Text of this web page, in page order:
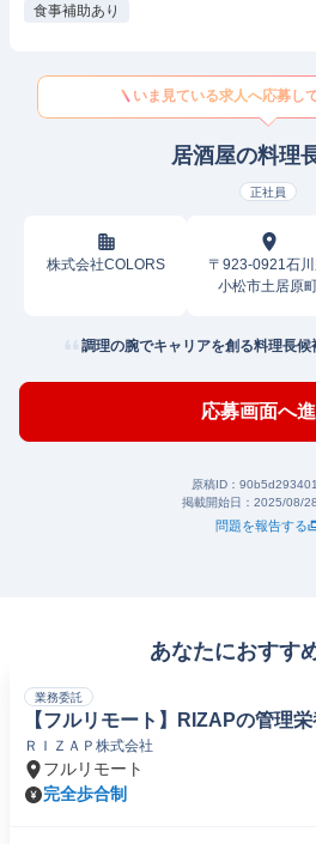
食事補助あり
いま見ている求人へ応募し
居酒屋の料理
正社員
株式会社COLORS
〒923-0921石
小松市土居原
調理の腕でキャリアを創る料理長
応募画面へ
原稿ID：
掲載開始日： 2025/08/28
問題を報告する
あなたにおすす
業務委託
【フルリモート】RIZAPの管理
ＲＩＺＡＰ株式会社
フルリモート
完全歩合制